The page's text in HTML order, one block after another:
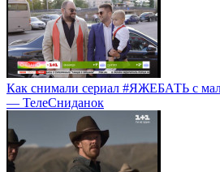
Как снимали сериал #ЯЖЕБАТЬ с
— ТелеСниданок